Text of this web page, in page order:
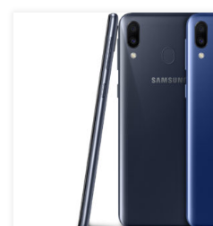
Das Samsung Galaxy M20 kommt
Amazon und im Samsung Online
ein neues Einsteiger-Smartphone mit
Leistungs-Verhältnis nach
besonders für Nutzer, die ein
ausdauerndem Akku und guter